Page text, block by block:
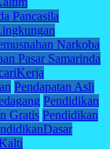
Pancasila
Narkoba
Pasar Samarinda
Pendapatan Asli
Pendidikan
Gratis Pendidikan